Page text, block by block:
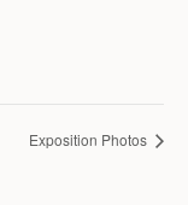
Exposition Photos